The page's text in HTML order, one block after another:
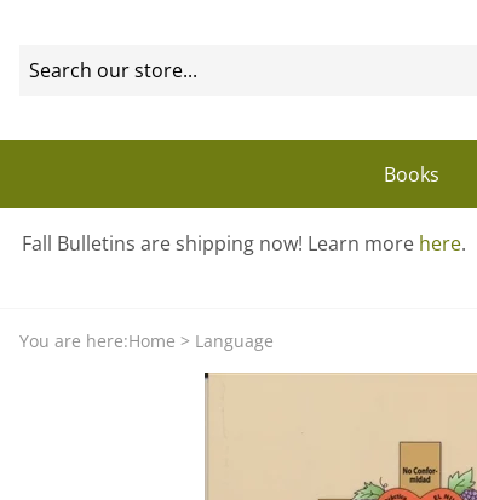
Books
Fall Bulletins are shipping now! Learn more here.
You are here:Home > Language